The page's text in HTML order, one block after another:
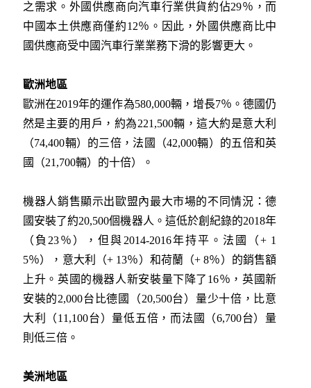
之需求。外國供應商向汽車行業供貨約佔29％，而
中國本土供應商僅約12％。因此，外國供應商比中
國供應商受中國汽車行業業務下滑的影響更大。
歐洲地區
歐洲在2019年的運作為580,000輛，增長7％。德國仍
然是主要的用戶，約為221,500輛，這大約是意大利
（74,400輛）的三倍，法國（42,000輛）的五倍和英
國（21,700輛）的十倍）。
機器人銷售顯示出歐盟內最大市場的不同情況：德
國安裝了約20,500個機器人。這低於創紀錄的2018年
（負23％），但與2014-2016年持平。法國（+ 1
5％），意大利（+ 13％）和荷蘭（+ 8％）的銷售額
上升。英國的機器人新安裝量下降了16％，英國新
安裝的2,000台比德國（20,500台）量少十倍，比意
大利（11,100台）量低五倍，而法國（6,700台）量
則低三倍。
美洲地區